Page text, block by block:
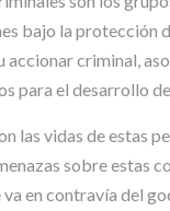
bajo la
accionar criminal,
para el desarrollo
las vidas de estas
sobre estas
en contravía del